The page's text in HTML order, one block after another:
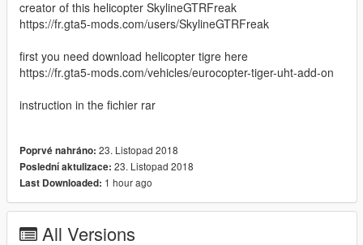
creator of this helicopter SkylineGTRFreak
https://fr.gta5-mods.com/users/SkylineGTRFreak
first you need download helicopter tigre here
https://fr.gta5-mods.com/vehicles/eurocopter-tiger-uht-add-on
instruction in the fichier rar
Poprvé nahráno: 23. Listopad 2018
Poslední aktulizace: 23. Listopad 2018
Last Downloaded: 1 hour ago
All Versions